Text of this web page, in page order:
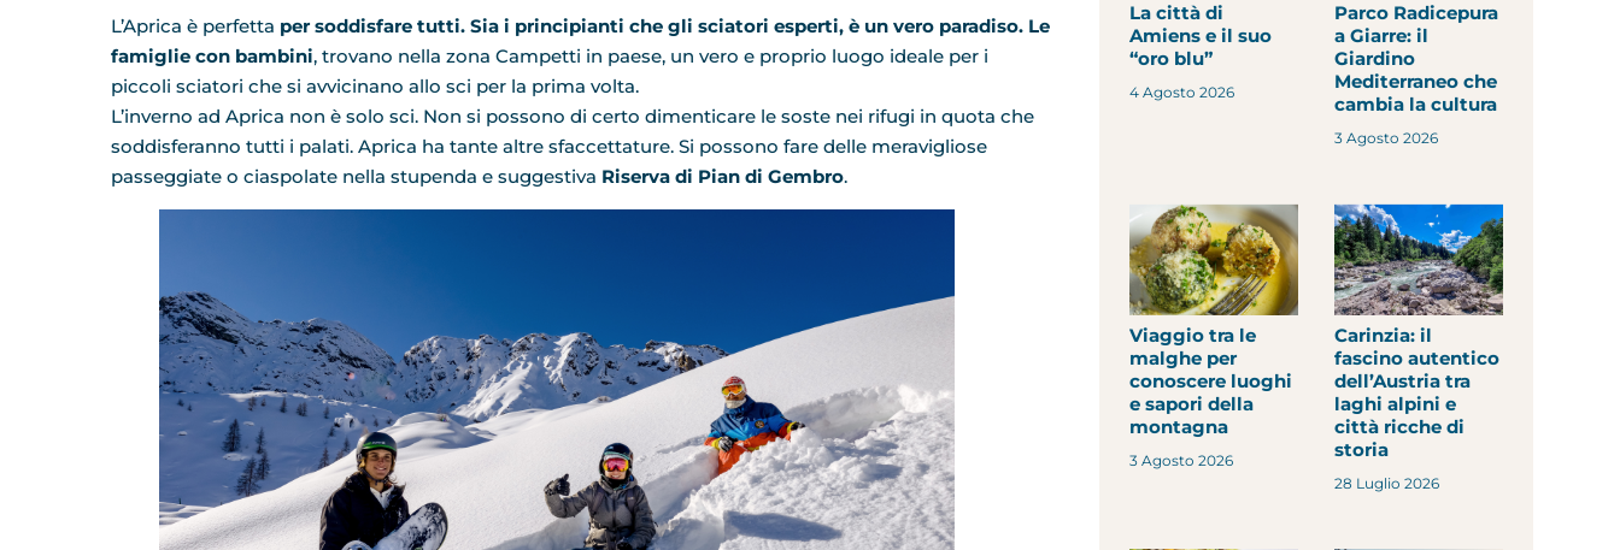
L’Aprica è perfetta per soddisfare tutti. Sia i principianti che gli sciatori esperti, è un vero paradiso. Le
famiglie con bambini, trovano nella zona Campetti in paese, un vero e proprio luogo ideale per i
piccoli sciatori che si avvicinano allo sci per la prima volta.
L’inverno ad Aprica non è solo sci. Non si possono di certo dimenticare le soste nei rifugi in quota che
soddisferanno tutti i palati. Aprica ha tante altre sfaccettature. Si possono fare delle meravigliose
passeggiate o ciaspolate nella stupenda e suggestiva Riserva di Pian di Gembro.
La città di
Amiens e il suo
“oro blu”
4 Agosto 2026
Parco Radicepura
a Giarre: il
Giardino
Mediterraneo che
cambia la cultura
3 Agosto 2026
Viaggio tra le
malghe per
conoscere luoghi
e sapori della
montagna
3 Agosto 2026
Carinzia: il
fascino autentico
dell’Austria tra
laghi alpini e
città ricche di
storia
28 Luglio 2026